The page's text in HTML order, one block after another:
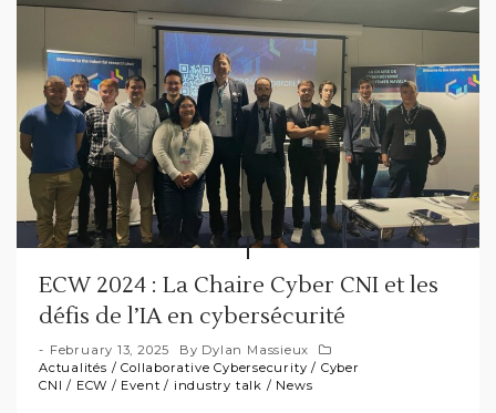
ECW 2024 : La Chaire Cyber CNI et les
défis de l’IA en cybersécurité
February 13, 2025 By Dylan Massieux
Actualités /Collaborative Cybersecurity / Cyber
CNI / ECW / Event / industry talk / News